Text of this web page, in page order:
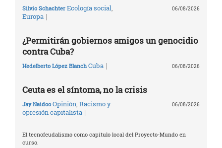
Silvio Schachter Ecología social,
Europa |
06/08/2026
¿Permitirán gobiernos amigos un genocidio
contra Cuba?
Hedelberto López Blanch Cuba | 06/08/2026
Ceuta es el síntoma, no la crisis
Jay Naidoo Opinión, Racismo y
opresión capitalista |
06/08/2026
El tecnofeudalismo como capítulo local del Proyecto-Mundo en
curso.